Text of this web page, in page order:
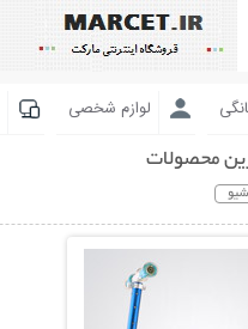
لوازم شخصی
محصولات